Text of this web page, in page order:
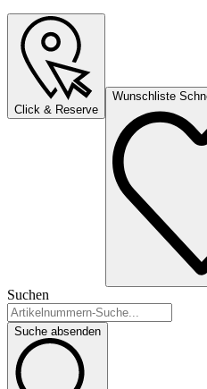
Click & Reserve
Wunschliste
Suchen
Suche absenden